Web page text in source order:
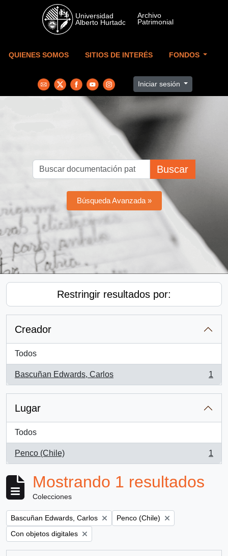
Skip to main content
QUIENES SOMOS SITIOS DE INTERÉS FONDOS
Iniciar sesión
Buscar
Búsqueda Avanzada »
Restringir resultados por:
Creador
Todos
Bascuñan Edwards, Carlos
, 1 resultados
1
Lugar
Todos
Penco (Chile)
, 1 resultados
1
Mostrando 1 resultados
Colecciones
Remove filter:
Bascuñan Edwards, Carlos Remove filter:
Penco (Chile)
Remove filter:
Con objetos digitales